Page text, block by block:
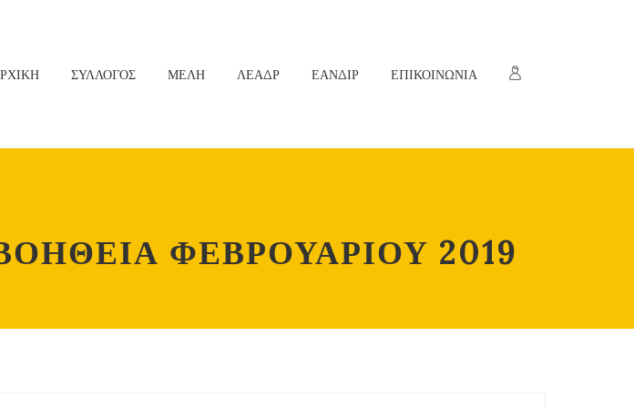
ΣΥΛΛΟΓΟΣ ΜΕΛΗ ΛΕΑΔΡ ΕΑΝΔΙΡ ΕΠΙΚΟΙΝΩΝΙΑ
ΦΕΒΡΟΥΑΡΙΟΥ 2019